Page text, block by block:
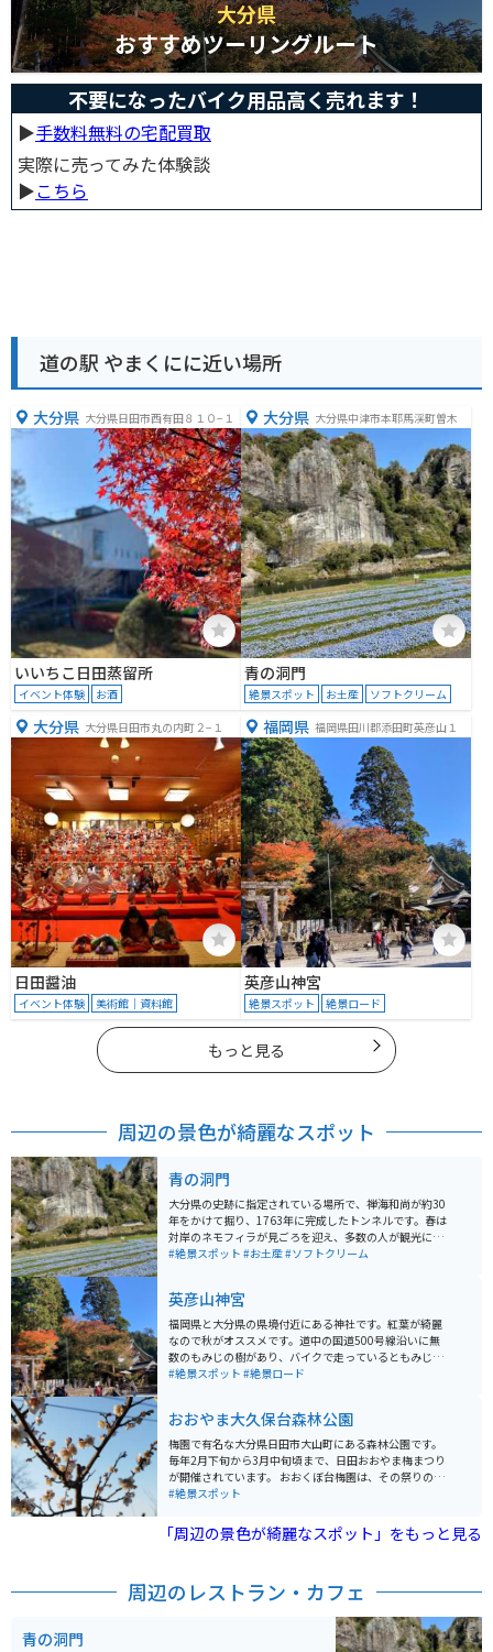
大分県
おすすめツーリングルート
不要になったバイク用品高く売れます！
▶︎手数料無料の宅配買取
実際に売ってみた体験談
▶︎こちら
道の駅 やまくにに近い場所
大分県 大分県日田市西有田８１０−１
いいちこ日田蒸留所
イベント体験 お酒
大分県 大分県中津市本耶馬渓町曽木
青の洞門
絶景スポット お土産 ソフトクリーム
大分県 大分県日田市丸の内町２−１
日田醤油
イベント体験 美術館｜資料館
福岡県 福岡県田川郡添田町英彦山１
英彦山神宮
絶景スポット 絶景ロード
もっと見る
周辺の景色が綺麗なスポット
青の洞門
大分県の史跡に指定されている場所で、禅海和尚が約30
年をかけて掘り、1763年に完成したトンネルです。春は
対岸のネモフィラが見ごろを迎え、多数の人が観光に訪
れます。耶馬渓は紅葉で有名な場所なので、特に秋が観
となっています。
#絶景スポット #お土産#ソフトクリーム
英彦山神宮
福岡県と大分県の県境付近にある神社です。紅葉が綺麗
なので秋がオススメです。道中の国道500号線沿いに無
数のもみじの樹があり、バイクで走っているともみじの
ゲートの中を通行しているようで車では味わえない壮大
もみじの世界が広がっていて日々の喧騒を忘れることが
できます。
#絶景スポット #絶景ロード
おおやま大久保台森林公園
梅園で有名な大分県日田市大山町にある森林公園です。
毎年2月下旬から3月中旬頃まで、日田おおやま梅まつり
が開催されています。 おおくぼ台梅園は、その祭りのメ
イン会場です。駐車場に停めて、梅の花がさく梅園の中
め、疲れた身体を癒やすのにぴったりの場所です！
#絶景スポット
「周辺の景色が綺麗なスポット」をもっと見る
周辺のレストラン・カフェ
青の洞門